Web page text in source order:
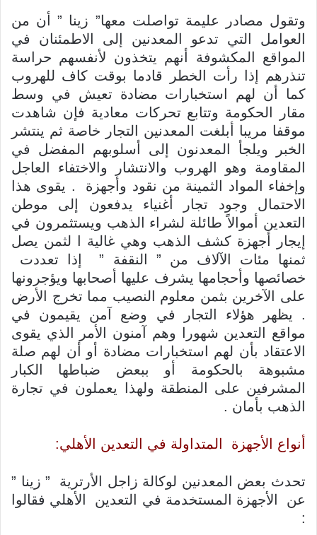
وتقول مصادر عليمة تواصلت معها” زينا ” أن من
العوامل التي تدعو المعدنين إلى الاطمئنان في
المواقع المكشوفة أنهم يتخذون لأنفسهم حراسة
تنذرهم إذا رأت الخطر قادما بوقت كاف للهروب
كما أن لهم استخبارات مضادة تعيش في وسط
مقار الحكومة وتتابع تحركات معادية فإن شاهدت
موقفا مريبا أبلغت المعدنين التجار خاصة ثم ينتشر
الخبر ويلجأ المعدنون إلى أسلوبهم المفضل في
المقاومة وهو الهروب والانتشار والاختفاء العاجل
وإخفاء المواد الثمينة من نقود وأجهزة . يقوى هذا
الاحتمال وجود تجار أغنياء يدفعون إلى موطن
التعدين أموالاً طائلة لشراء الذهب ويستثمرون في
إيجار أجهزة كشف الذهب وهي غالية ا لثمن يصل
ثمنها مئات الآلاف من ” النقفة ” إذا تعددت
خصائصها وأحجامها يشرف عليها أصحابها ويؤجرونها
على الآخرين بثمن معلوم النصيب مما تخرج الأرض
. يظهر هؤلاء التجار في وضع آمن يقيمون في
مواقع التعدين شهورا وهم آمنون الأمر الذي يقوى
الاعتقاد بأن لهم استخبارات مضادة أو أن لهم صلة
مشبوهة بالحكومة أو ببعض ضباطها الكبار
المشرفين على المنطقة ولهذا يعملون في تجارة
الذهب بأمان .
أنواع الأجهزة المتداولة في التعدين الأهلي:
تحدث بعض المعدنين لوكالة زاجل الأرترية ” زينا ”
عن الأجهزة المستخدمة في التعدين الأهلي فقالوا
: